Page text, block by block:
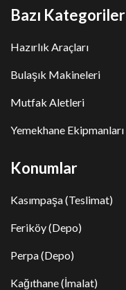
Bazı Kategoriler
Hazırlık Araçları
Bulaşık Makineleri
Mutfak Aletleri
Yemekhane Ekipmanları
Konumlar
Kasımpaşa (Teslimat)
Feriköy (Depo)
Perpa (Depo)
Kağıthane (İmalat)